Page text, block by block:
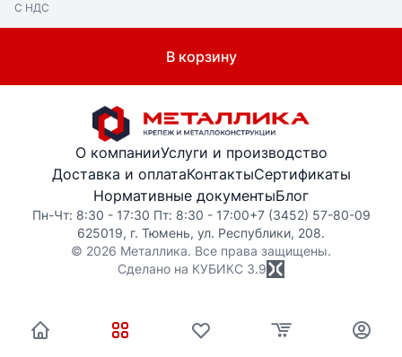
С НДС
В корзину
О компанииУслуги и производство
Доставка и оплатаКонтактыСертификаты
Нормативные документыБлог
Пн-Чт: 8:30 - 17:30 Пт: 8:30 - 17:00+7 (3452) 57-80-09
625019, г. Тюмень, ул. Республики, 208.
© 2026 Металлика. Все права защищены.
Сделано на КУБИКС 3.9